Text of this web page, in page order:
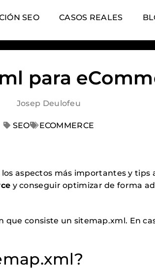
SEO CASOS REALES
para
Josep Deulofeu
SEO ECOMMERCE
aspectos más importantes y
y conseguir optimizar de forma
que consiste un sitemap.xml. En